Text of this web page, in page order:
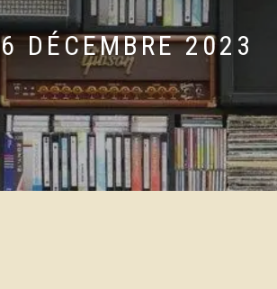
6 DÉCEMBRE 2023